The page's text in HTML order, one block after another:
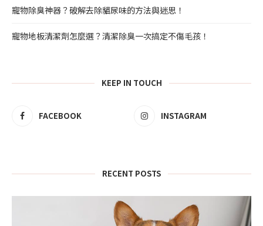
寵物除臭神器？破解去除貓尿味的方法與迷思！
寵物地板清潔劑怎麼選？清潔除臭一次搞定不傷毛孩！
KEEP IN TOUCH
FACEBOOK INSTAGRAM
RECENT POSTS